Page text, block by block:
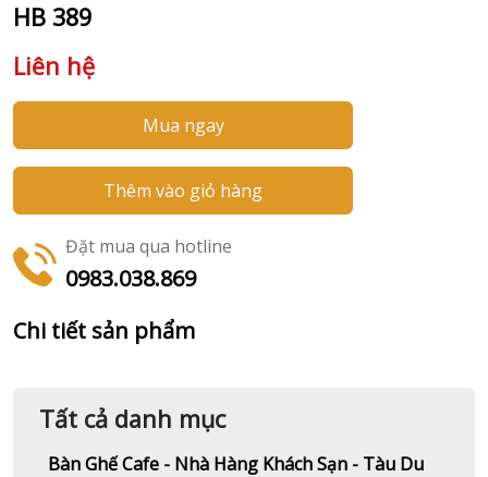
HB 389
Liên hệ
Mua ngay
Thêm vào giỏ hàng
Đặt mua qua hotline
0983.038.869
Chi tiết sản phẩm
Tất cả danh mục
Bàn Ghế Cafe - Nhà Hàng Khách Sạn - Tàu Du